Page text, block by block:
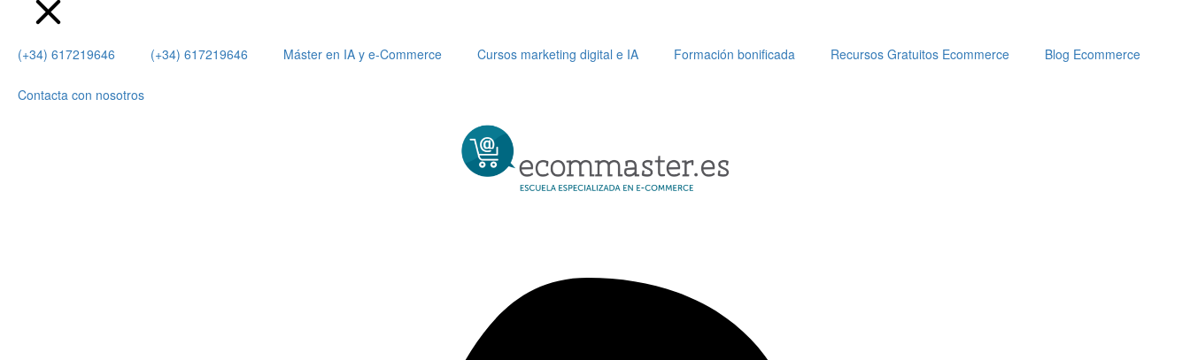
(+34) 617219646 (+34) 617219646 Máster en IA y e-Commerce Cursos marketing digital e IA Formación bonificada Recursos Gratuitos Ecommerce Blog Ecommerce
Contacta con nosotros